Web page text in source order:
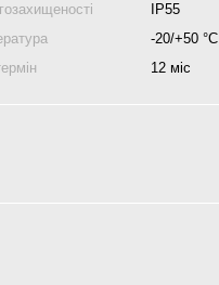
IP55
-20/+50 °С
12 міс